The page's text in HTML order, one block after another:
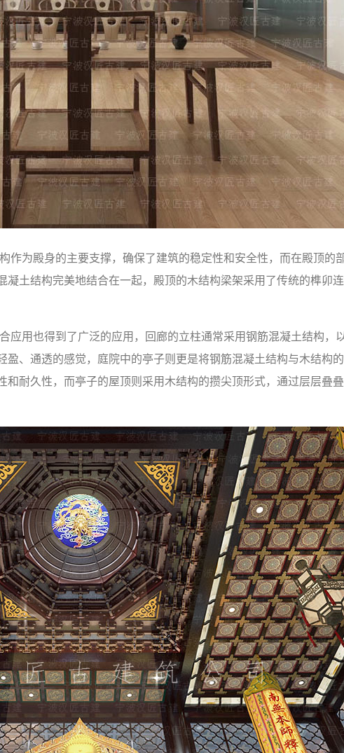
作为殿身的主要支撑，确保了建筑的稳定性和安全性，而在殿顶的
土结构完美地结合在一起，殿顶的木结构梁架采用了传统的榫卯
应用也得到了广泛的应用，回廊的立柱通常采用钢筋混凝土结构，
、通透的感觉，庭院中的亭子则更是将钢筋混凝土结构与木结构
耐久性，而亭子的屋顶则采用木结构的攒尖顶形式，通过层层叠